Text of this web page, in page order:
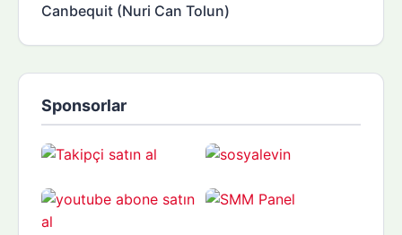
Canbequit (Nuri Can Tolun)
Sponsorlar